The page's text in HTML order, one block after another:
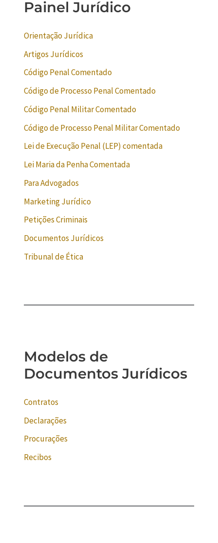
Painel Jurídico
Orientação Jurídica
Artigos Jurídicos
Código Penal Comentado
Código de Processo Penal Comentado
Código Penal Militar Comentado
Código de Processo Penal Militar Comentado
Lei de Execução Penal (LEP) comentada
Lei Maria da Penha Comentada
Para Advogados
Marketing Jurídico
Petições Criminais
Documentos Jurídicos
Tribunal de Ética
Modelos de
Documentos Jurídicos
Contratos
Declarações
Procurações
Recibos